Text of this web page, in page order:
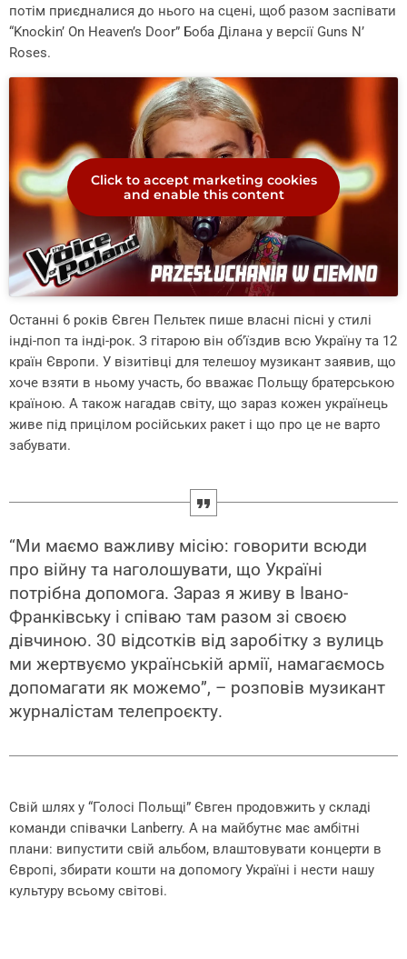
потім приєдналися до нього на сцені, щоб разом заспівати
“Knockin’ On Heaven’s Door” Боба Ділана у версії Guns N’
Roses.
Click to accept marketing cookies
and enable this content
Останні 6 років Євген Пельтек пише власні пісні у стилі
інді-поп та інді-рок. З гітарою він об’їздив всю Україну та 12
країн Європи. У візитівці для телешоу музикант заявив, що
хоче взяти в ньому участь, бо вважає Польщу братерською
країною. А також нагадав світу, що зараз кожен українець
живе під прицілом російських ракет і що про це не варто
забувати.
“Ми маємо важливу місію: говорити всюди
про війну та наголошувати, що Україні
потрібна допомога. Зараз я живу в Івано-
Франківську і співаю там разом зі своєю
дівчиною. 30 відсотків від заробітку з вулиць
ми жертвуємо українській армії, намагаємось
допомагати як можемо”, – розповів музикант
журналістам телепроєкту.
Свій шлях у “Голосі Польщі” Євген продовжить у складі
команди співачки Lanberry. А на майбутнє має амбітні
плани: випустити свій альбом, влаштовувати концерти в
Європі, збирати кошти на допомогу Україні і нести нашу
культуру всьому світові.